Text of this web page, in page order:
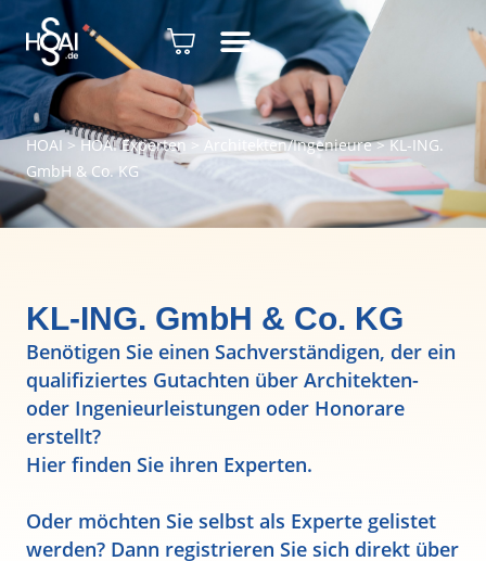
HOAI > HOAI Experten> Architekten/Ingenieure>KL-ING.
GmbH & Co. KG
KL-ING. GmbH & Co. KG
Benötigen Sie einen Sachverständigen, der ein
qualifiziertes Gutachten über Architekten-
oder Ingenieurleistungen oder Honorare
erstellt?
Hier finden Sie ihren Experten.
Oder möchten Sie selbst als Experte gelistet
werden? Dann registrieren Sie sich direkt über